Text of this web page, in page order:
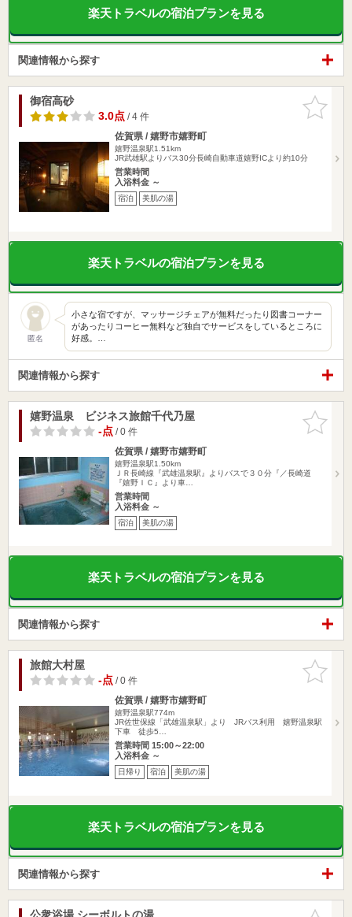
楽天トラベルの宿泊プランを見る
関連情報から探す
お気に入
りに追加
御宿高砂
3.0点/ 4 件
佐賀県 / 嬉野市嬉野町
嬉野温泉駅1.51km
JR武雄駅よりバス30分長崎自動車道嬉野ICより約10分
営業時間
入浴料金 ～
宿泊 美肌の湯
楽天トラベルの宿泊プランを見る
匿名
小さな宿ですが、マッサージチェアが無料だったり図書コーナー
があったりコーヒー無料など独自でサービスをしているところに
好感。…
関連情報から探す
お気に入
りに追加
嬉野温泉 ビジネス旅館千代乃屋
-点/ 0 件
佐賀県 / 嬉野市嬉野町
嬉野温泉駅1.50km
ＪＲ長崎線『武雄温泉駅』よりバスで３０分『／長崎道
『嬉野ＩＣ』より車…
営業時間
入浴料金 ～
宿泊 美肌の湯
楽天トラベルの宿泊プランを見る
関連情報から探す
お気に入
りに追加
旅館大村屋
-点/ 0 件
佐賀県 / 嬉野市嬉野町
嬉野温泉駅774m
JR佐世保線「武雄温泉駅」より JRバス利用 嬉野温泉駅
下車 徒歩5…
営業時間 15:00～22:00
入浴料金 ～
日帰り 宿泊 美肌の湯
楽天トラベルの宿泊プランを見る
関連情報から探す
お気に入
公衆浴場 シーボルトの湯